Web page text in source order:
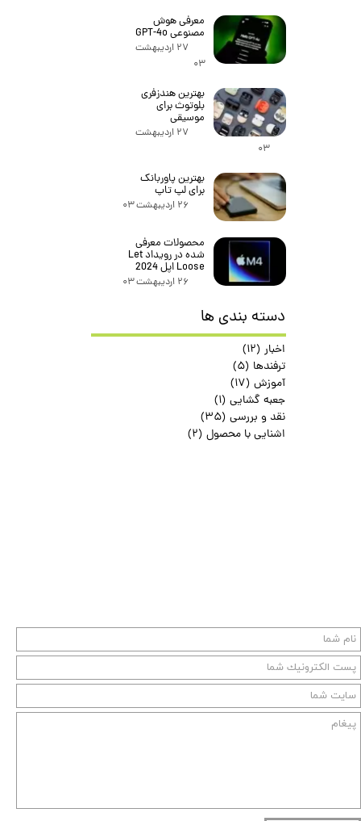
معرفی هوش
مصنوعی GPT-4o
۲۷ اردیبهشت
۰۳
بهترین هندزفری
بلوتوث برای
موسیقی
۲۷ اردیبهشت
۰۳
بهترین پاوربانک
برای لپ تاپ
۲۶ اردیبهشت ۰۳
محصولات معرفی
شده در رویداد Let
Loose اپل 2024
۲۶ اردیبهشت ۰۳
دسته بندی ها
اخبار (۱۲)
ترفندها (۵)
آموزش (۱۷)
جعبه گشایی (۱)
نقد و بررسی (۳۵)
اشنایی با محصول (۲)